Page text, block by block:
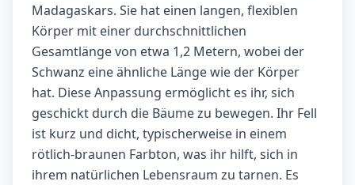
Madagaskars. Sie hat einen langen, flexiblen
Körper mit einer durchschnittlichen
Gesamtlänge von etwa 1,2 Metern, wobei der
Schwanz eine ähnliche Länge wie der Körper
hat. Diese Anpassung ermöglicht es ihr, sich
geschickt durch die Bäume zu bewegen. Ihr Fell
ist kurz und dicht, typischerweise in einem
rötlich-braunen Farbton, was ihr hilft, sich in
ihrem natürlichen Lebensraum zu tarnen. Es